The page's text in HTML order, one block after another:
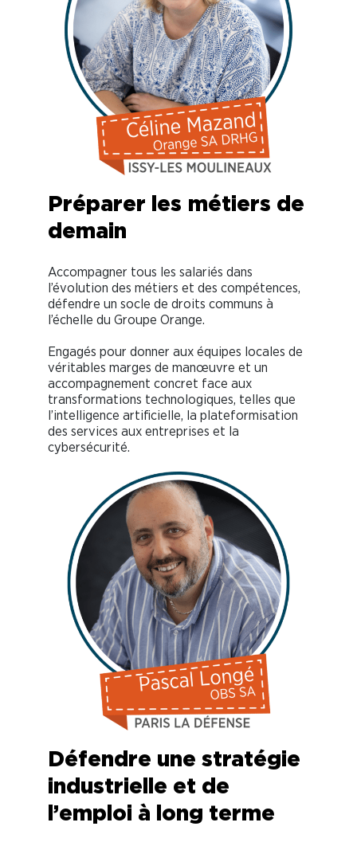
Préparer les métiers de
demain
Accompagner tous les salariés dans
l’évolution des métiers et des compétences,
défendre un socle de droits communs à
l’échelle du Groupe Orange.
Engagés pour donner aux équipes locales de
véritables marges de manœuvre et un
accompagnement concret face aux
transformations technologiques, telles que
l’intelligence artificielle, la plateformisation
des services aux entreprises et la
cybersécurité.
Défendre une stratégie
industrielle et de
l’emploi à long terme